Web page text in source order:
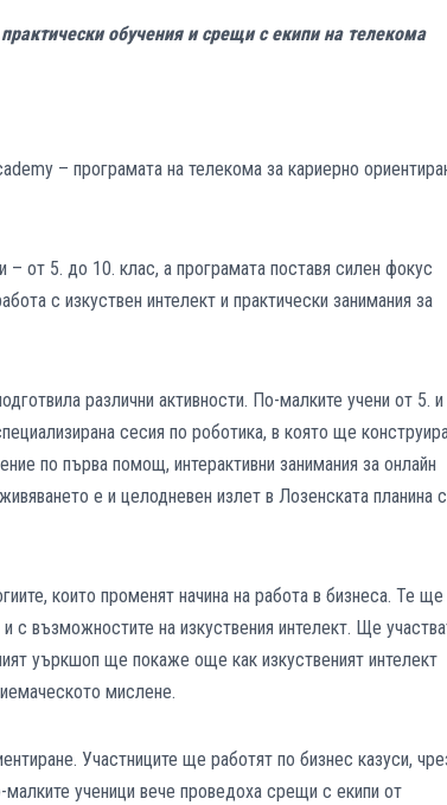
обучения и срещи с екипи на телекома
– програмата на телекома за кариерно
от 5. до 10. клас, а програмата поставя силен фокус
с изкуствен интелект и практически занимания за
различни активности. По-малките учени от 5. и
сесия по роботика, в която ще
по първа помощ, интерактивни занимания за онлайн
е и целодневен излет в Лозенската планина с
които променят начина на работа в бизнеса. Те ще
с възможностите на изкуствения интелект. Ще
уъркшоп ще покаже още как изкуственият интелект
мислене.
Участниците ще работят по бизнес казуси,
ученици вече проведоха срещи с екипи от